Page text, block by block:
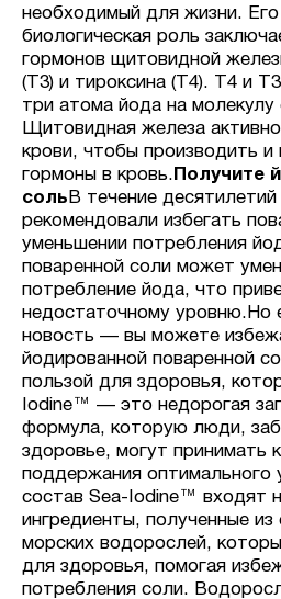
необходимый для жизни. Его
биологическая роль
гормонов щитовидной
(Т3) и тироксина (Т4). Т4 и
три атома йода на молекулу
Щитовидная железа
крови, чтобы производить и
гормоны в кровь. Получите
соль В течение
рекомендовали избегать
уменьшении потребления
поваренной соли может
потребление йода, что
недостаточному уровню.Но
новость — вы можете
йодированной поваренной
пользой для здоровья,
Iodine™ — это недорогая
формула, которую люди,
здоровье, могут принимать
поддержания оптимального
состав Sea-Iodine™ входят
ингредиенты, полученные из
морских водорослей,
для здоровья, помогая
потребления соли.